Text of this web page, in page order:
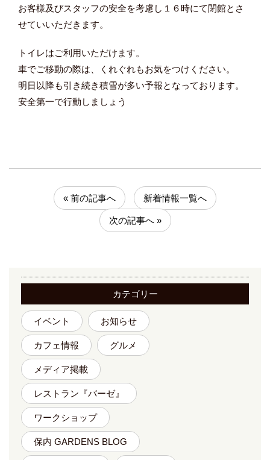
お客様及びスタッフの安全を考慮し１６時にて閉館とさ
せていいただきます。
トイレはご利用いただけます。
車でご移動の際は、くれぐれもお気をつけください。
明日以降も引き続き積雪が多い予報となっております。
安全第一で行動しましょう
« 前の記事へ 新着情報一覧へ
次の記事へ »
カテゴリー
イベント お知らせ
カフェ情報 グルメ
メディア掲載
レストラン『バーゼ』
ワークショップ
保内 GARDENS BLOG